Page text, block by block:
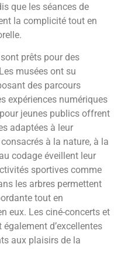
que les séances de
la complicité tout en
prêts pour des
musées ont su
des parcours
expériences numériques
jeunes publics offrent
adaptées à leur
à la nature, à la
codage éveillent leur
sportives comme
les arbres permettent
tout en
eux. Les ciné-concerts et
d’excellentes
aux plaisirs de la